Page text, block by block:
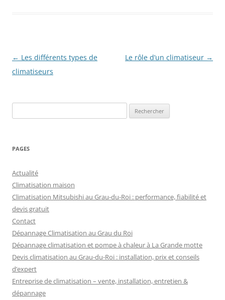
Navigation
des
← Les différents types de
climatiseurs
Le rôle d’un climatiseur →
PAGES
Actualité
Climatisation maison
Climatisation Mitsubishi au Grau-du-Roi : performance, fiabilité et
devis gratuit
Contact
Dépannage Climatisation au Grau du Roi
Dépannage climatisation et pompe à chaleur à La Grande motte
Devis climatisation au Grau-du-Roi : installation, prix et conseils
d’expert
Entreprise de climatisation – vente, installation, entretien &
dépannage